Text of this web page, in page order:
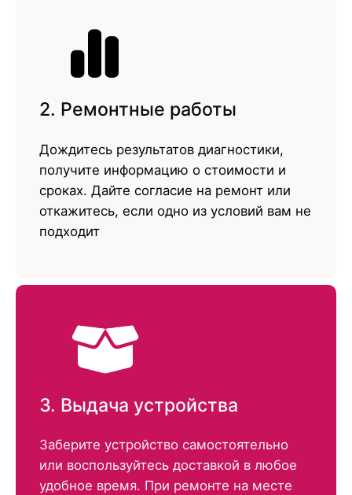
2. Ремонтные работы
Дождитесь результатов диагностики,
получите информацию о стоимости и
сроках. Дайте согласие на ремонт или
откажитесь, если одно из условий вам не
подходит
3. Выдача устройства
Заберите устройство самостоятельно
или воспользуйтесь доставкой в любое
удобное время. При ремонте на месте